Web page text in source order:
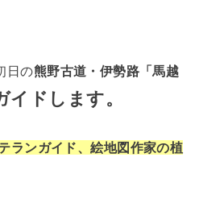
日の熊野古道・伊勢路「馬越
イドします。
ランガイド、絵地図作家の植